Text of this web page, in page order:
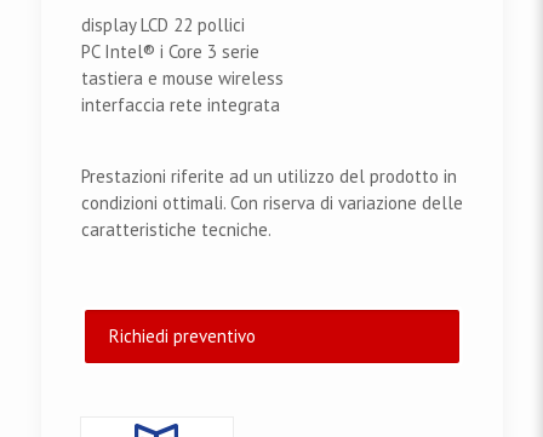
display LCD 22 pollici
PC Intel® i Core 3 serie
tastiera e mouse wireless
interfaccia rete integrata
Prestazioni riferite ad un utilizzo del prodotto in
condizioni ottimali. Con riserva di variazione delle
caratteristiche tecniche.
Richiedi preventivo